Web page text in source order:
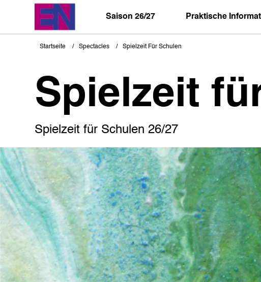
Saison 26/27 Praktische
Pfadnavigation
Startseite Spectacles Spielzeit Für Schulen
Spielzeit
Spielzeit für Schulen 26/27